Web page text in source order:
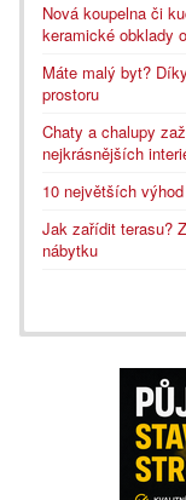
Nová koupelna či
keramické obklady
Máte malý byt?
prostoru
Chaty a chalupy
nejkrásnějších
10 největších
Jak zařídit terasu?
nábytku